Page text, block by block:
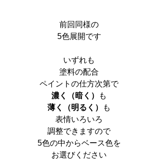
前回同様の
5色展開です
いずれも
塗料の配合
ペイントの仕方次第で
濃く（暗く）
も
薄く（明るく）
も
表情いろいろ
調整できますので
5色の中からベース色を
お選びください